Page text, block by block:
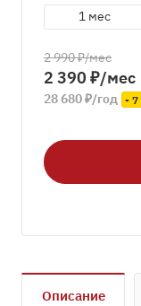
1 мес
2 990 ₽/мес
2 390 ₽/мес
28 680 ₽/год - 7
Описание